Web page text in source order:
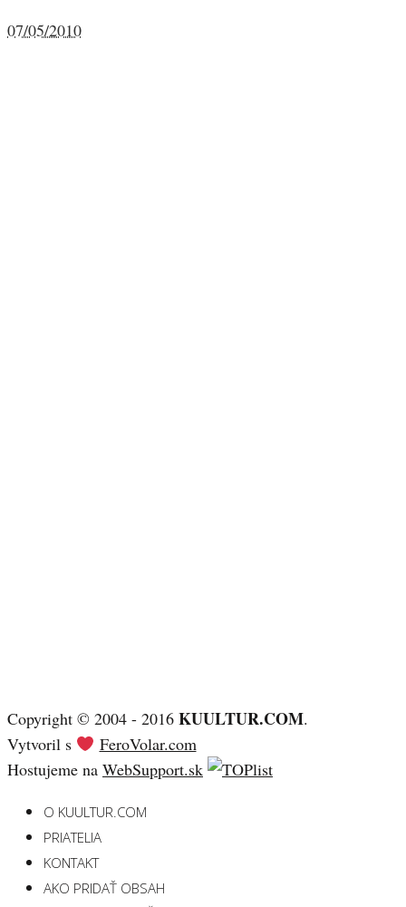
07/05/2010
Copyright © 2004 - 2016 KUULTUR.COM.
Vytvoril s
FeroVolar.com
Hostujeme na WebSupport.sk
O KUULTUR.COM
PRIATELIA
KONTAKT
AKO PRIDAŤ OBSAH